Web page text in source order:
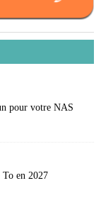
pour votre NAS
To en 2027